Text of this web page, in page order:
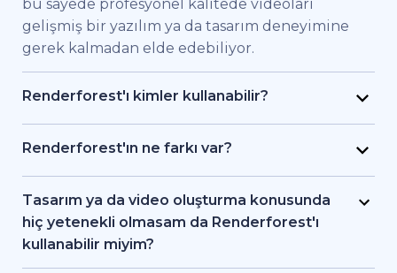
bu sayede profesyonel kalitede videoları
gelişmiş bir yazılım ya da tasarım deneyimine
gerek kalmadan elde edebiliyor.
Renderforest'ı kimler kullanabilir?
Renderforest kaliteli videoları hızlıca elde etmek
isteyen bireysel kullanıcılar ve ekipler için
çalışan freelancer'lar ve içerik üreticileri
Renderforest sayesinde bir prodüksiyon ekibi
tutmadan markalı videolar, eğitici içerikler ya da
Renderforest'ın ne farkı var?
Renderforest çeşitli AI ve video üretim
modellerini aynı platformda bir araya getiriyor.
Kullanıcılar bu sayede yazıdan, stok
görüntülerden ya da AI araçlarıyla video ve
Tasarım ya da video oluşturma konusunda
hiç yetenekli olmasam da Renderforest'ı
kullanabilir miyim?
Evet. Renderforest 1.200'den fazla şablon, AI